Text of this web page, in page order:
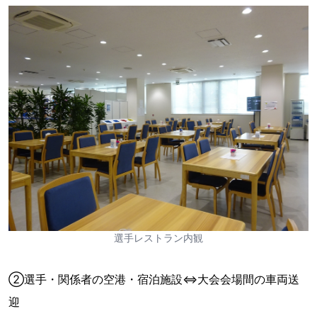
選手レストラン内観
②選手・関係者の空港・宿泊施設⇔大会会場間の車両送
迎